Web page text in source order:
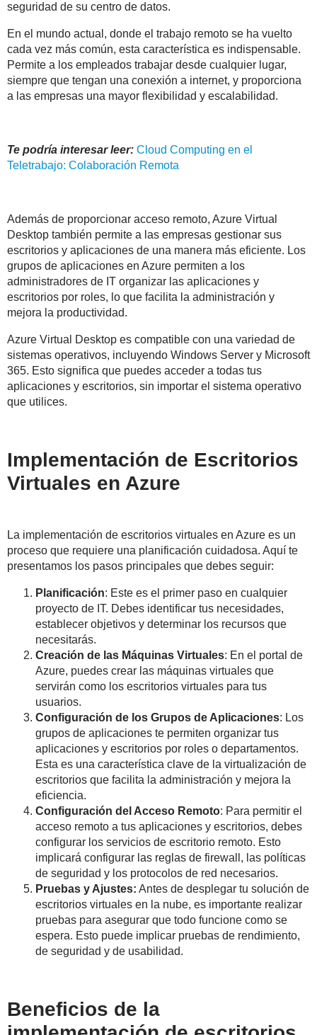
seguridad de su centro de datos.
En el mundo actual, donde el trabajo remoto se ha vuelto
cada vez más común, esta característica es indispensable.
Permite a los empleados trabajar desde cualquier lugar,
siempre que tengan una conexión a internet, y proporciona
a las empresas una mayor flexibilidad y escalabilidad.
Te podría interesar leer: Cloud Computing en el
Teletrabajo: Colaboración Remota
Además de proporcionar acceso remoto, Azure Virtual
Desktop también permite a las empresas gestionar sus
escritorios y aplicaciones de una manera más eficiente. Los
grupos de aplicaciones en Azure permiten a los
administradores de IT organizar las aplicaciones y
escritorios por roles, lo que facilita la administración y
mejora la productividad.
Azure Virtual Desktop es compatible con una variedad de
sistemas operativos, incluyendo Windows Server y Microsoft
365. Esto significa que puedes acceder a todas tus
aplicaciones y escritorios, sin importar el sistema operativo
que utilices.
Implementación de Escritorios
Virtuales en Azure
La implementación de escritorios virtuales en Azure es un
proceso que requiere una planificación cuidadosa. Aquí te
presentamos los pasos principales que debes seguir:
Planificación: Este es el primer paso en cualquier
proyecto de IT. Debes identificar tus necesidades,
establecer objetivos y determinar los recursos que
necesitarás.
Creación de las Máquinas Virtuales: En el portal de
Azure, puedes crear las máquinas virtuales que
servirán como los escritorios virtuales para tus
usuarios.
Configuración de los Grupos de Aplicaciones: Los
grupos de aplicaciones te permiten organizar tus
aplicaciones y escritorios por roles o departamentos.
Esta es una característica clave de la virtualización de
escritorios que facilita la administración y mejora la
eficiencia.
Configuración del Acceso Remoto: Para permitir el
acceso remoto a tus aplicaciones y escritorios, debes
configurar los servicios de escritorio remoto. Esto
implicará configurar las reglas de firewall, las políticas
de seguridad y los protocolos de red necesarios.
Pruebas y Ajustes: Antes de desplegar tu solución de
escritorios virtuales en la nube, es importante realizar
pruebas para asegurar que todo funcione como se
espera. Esto puede implicar pruebas de rendimiento,
de seguridad y de usabilidad.
Beneficios de la